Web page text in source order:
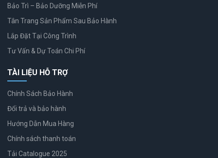
Bảo Trì – Bảo Dưỡng Miễn Phí
Tân Trang Sản Phẩm Sau Bảo Hành
Lắp Đặt Tại Công Trình
Tư Vấn & Dự Toán Chi Phí
TÀI LIỆU HỖ TRỢ
Chính Sách Bảo Hành
Đổi trả và bảo hành
Hướng Dẫn Mua Hàng
Chính sách thanh toán
Tải Catalogue 2025